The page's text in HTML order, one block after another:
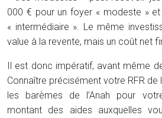
000 € pour un foyer « modeste »
« intermédiaire ». Le même
value à la revente, mais un coût net
Il est donc impératif, avant même
Connaître précisément votre RFR de
les barèmes de l’Anah pour
montant des aides auxquelles